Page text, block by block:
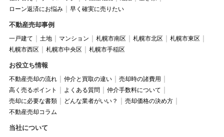
ローン返済にお悩み
早く確実に売りたい
不動産売却事例
一戸建て 土地 マンション 札幌市南区 札幌市北区
札幌市東区
札幌市西区
札幌市中央区 札幌市手稲区
お役立ち情報
不動産売却の流れ 仲介と買取の違い
売却時の諸費用
高く売るポイント
よくある質問
仲介手数料について
売却に必要な書類
どんな業者がいい？
売却価格の決め方
不動産売却コラム
当社について